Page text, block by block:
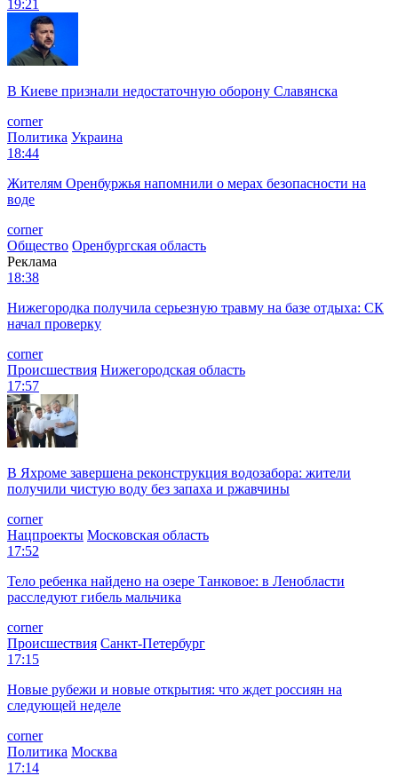
19:21
В Киеве признали недостаточную оборону Славянска
corner
Политика Украина
18:44
Жителям Оренбуржья напомнили о мерах безопасности на
воде
corner
Общество Оренбургская область
Реклама
18:38
Нижегородка получила серьезную травму на базе отдыха: СК
начал проверку
corner
Происшествия Нижегородская область
17:57
В Яхроме завершена реконструкция водозабора: жители
получили чистую воду без запаха и ржавчины
corner
Нацпроекты Московская область
17:52
Тело ребенка найдено на озере Танковое: в Ленобласти
расследуют гибель мальчика
corner
Происшествия Санкт-Петербург
17:15
Новые рубежи и новые открытия: что ждет россиян на
следующей неделе
corner
Политика Москва
17:14